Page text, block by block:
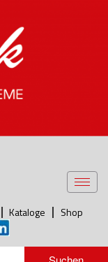
Kataloge
Shop